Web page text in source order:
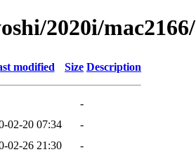
2020i/
modified Size Description
-
02-20 07:34
-
02-26 21:30
-